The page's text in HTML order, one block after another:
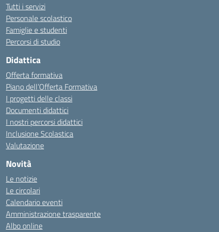
Tutti i servizi
Personale scolastico
Famiglie e studenti
Percorsi di studio
Didattica
Offerta formativa
Piano dell’Offerta Formativa
I progetti delle classi
Documenti didattici
I nostri percorsi didattici
Inclusione Scolastica
Valutazione
Novità
Le notizie
Le circolari
Calendario eventi
Amministrazione trasparente
Albo online